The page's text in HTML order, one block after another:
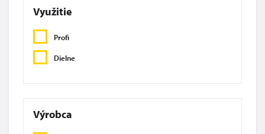
Využitie
Profi
Dielne
Výrobca